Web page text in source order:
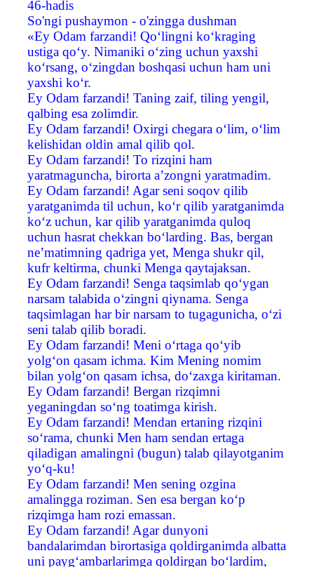
46-hadis
So'ngi pushaymon - o'zingga dushman
«Ey Odam farzandi! Qo‘lingni ko‘kraging
ustiga qo‘y. Nimaniki o‘zing uchun yaxshi
ko‘rsang, o‘zingdan boshqasi uchun ham uni
yaxshi ko‘r.
Ey Odam farzandi! Taning zaif, tiling yengil,
qalbing esa zolimdir.
Ey Odam farzandi! Oxirgi chegara o‘lim, o‘lim
kelishidan oldin amal qilib qol.
Ey Odam farzandi! To rizqini ham
yaratmaguncha, birorta a’zongni yaratmadim.
Ey Odam farzandi! Agar seni soqov qilib
yaratganimda til uchun, ko‘r qilib yaratganimda
ko‘z uchun, kar qilib yaratganimda quloq
uchun hasrat chekkan bo‘larding. Bas, bergan
ne’matimning qadriga yet, Menga shukr qil,
kufr keltirma, chunki Menga qaytajaksan.
Ey Odam farzandi! Senga taqsimlab qo‘ygan
narsam talabida o‘zingni qiynama. Senga
taqsimlagan har bir narsam to tugagunicha, o‘zi
seni talab qilib boradi.
Ey Odam farzandi! Meni o‘rtaga qo‘yib
yolg‘on qasam ichma. Kim Mening nomim
bilan yolg‘on qasam ichsa, do‘zaxga kiritaman.
Ey Odam farzandi! Bergan rizqimni
yeganingdan so‘ng toatimga kirish.
Ey Odam farzandi! Mendan ertaning rizqini
so‘rama, chunki Men ham sendan ertaga
qiladigan amalingni (bugun) talab qilayotganim
yo‘q-ku!
Ey Odam farzandi! Men sening ozgina
amalingga roziman. Sen esa bergan ko‘p
rizqimga ham rozi emassan.
Ey Odam farzandi! Agar dunyoni
bandalarimdan birortasiga qoldirganimda albatta
uni payg‘ambarlarimga qoldirgan bo‘lardim,